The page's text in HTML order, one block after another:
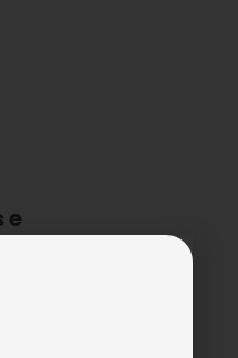
e